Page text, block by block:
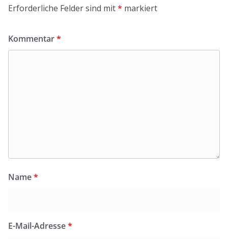
Erforderliche Felder sind mit* markiert
Kommentar*
Name*
E-Mail-Adresse*